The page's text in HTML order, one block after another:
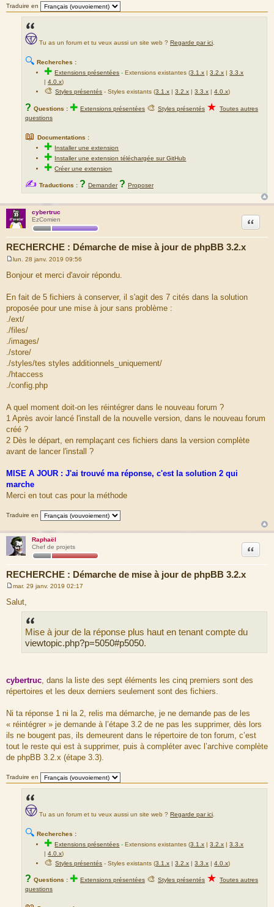
//@define('DEBUG_CONTAINER', true);
Traduire en
Tu as un forum et tu veux aussi un site web ? Regarde par ici.
🔍 Recherches :
✚Extensions présentées -Extensions existantes (3.1.x |3.2.x |3.3.x
|4.0.x)
🎨Styles présentés - Styles existants (3.1.x |3.2.x |3.3.x |4.0.x)
? Questions : ✚ Extensions présentées 🎨 Styles présentés ★ Toutes autres
questions
📖 Documentations :
✚ Installer une extension
✚ Installer une extension téléchargée sur GitHub
✚Créer une extension
✍ Traductions : ? Demander ? Proposer
cybertruc
EzComien
RECHERCHE : Démarche de mise à jour de phpBB 3.2.x
Citation
s
g
e
lun. 28 janv. 2019 09:56
Bonjour et merci d'avoir répondu.
En fait de 5 fichiers à conserver, il s'agit des 7 cités dans la solution
proposée pour une mise à jour sans problème :
./ext/
./files/
./images/
./store/
./styles/tes styles additionnels_uniquement/
./htaccess
./config.php
A quel moment doit-on les réintégrer dans le nouveau forum ?
1 Après avoir lancé l'install de la nouvelle version, dans le nouveau forum
créé ?
2 Dès le départ, en remplaçant ces fichiers dans la version complète
avant de lancer l'install ?
MISE A JOUR : J'ai trouvé ma réponse, c'est la solution 2 qui
marche
Merci en tout cas pour la méthode
Traduire en
Raphaël
Chef de projets
RECHERCHE : Démarche de mise à jour de phpBB 3.2.x
Citation
e
s
mar. 29 janv. 2019 02:17
Salut,
Mise à jour de la réponse plus haut en tenant compte du
viewtopic.php?p=5050#p5050.
cybertruc, dans la liste des sept éléments les cinq premiers sont des
répertoires et les deux derniers seulement sont des fichiers.
Ni ta réponse 1 ni la 2, relis ma démarche, je ne demande pas de les
« réintégrer » je demande à l’étape 3.2 de ne pas les supprimer, dès lors
ils ne bougent pas, ils demeurent dans le répertoire de ton forum, c’est
tout le reste qui est à supprimer, puis à compléter avec l’archive complète
de phpBB 3.2.x (étape 3.3).
Traduire en
Tu as un forum et tu veux aussi un site web ? Regarde par ici
🔍 Recherches :
✚Extensions présentées -Extensions existantes (3.1.x |3.2.x |3.3.x
|4.0.x)
🎨Styles présentés - Styles existants (3.1.x |3.2.x |3.3.x |4.0.x)
? Questions : ✚ Extensions présentées 🎨 Styles présentés ★ Toutes autres
questions